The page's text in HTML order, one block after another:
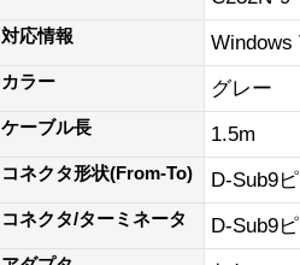
対応情報 Windows
カラー グレー
ケーブル長 1.5m
コネクタ形状(From-To) D-Sub9
コネクタ/ターミネータ D-Sub9